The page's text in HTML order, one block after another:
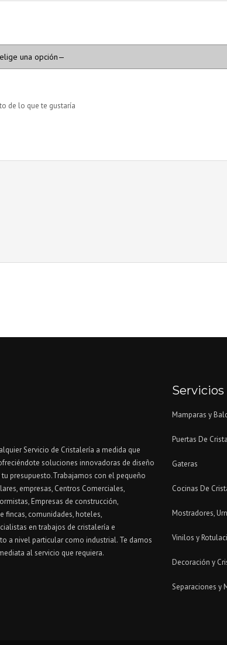
de lo que te gustaría
Servicio de Cristalería a medida que
soluciones innovadoras de diseño
presupuesto.Trabajamos con el pequeño
empresas, Centros Comerciales,
Empresas de construcción,
fincas, comunidades, hoteles,
en trabajos de cristalería e
a nivel particular como industrial. Te damos
al servicio que requiera.
Servicios
Mamparas y
Puertas De
Gateras
Cocinas De
Mostradores,
Vinilos y
Decoración y
Separaciones y